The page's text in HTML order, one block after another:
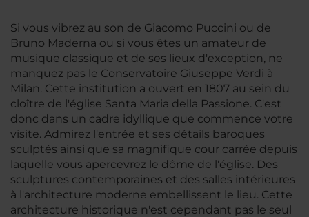
Si vous vibrez au son de Giacomo Puccini ou de
Bruno Maderna ou si vous êtes un amateur de
musique classique et de ses lieux d'exception, ne
manquez pas le Conservatoire Giuseppe Verdi à
Milan. Cette institution a ouvert en 1807 au sein du
cloître de l'église Santa Maria della Passione. C'est
donc dans un cadre idyllique que commence votre
visite. Admirez l'entrée et ses détails baroques
sculptés ainsi que sa magnifique cour carrée depuis
laquelle vous apercevrez le dôme de l'église. Des
sculptures contemporaines et des salles intérieures
à l'architecture moderne embellissent le lieu. Cette
architecture historique n'est cependant pas le seul